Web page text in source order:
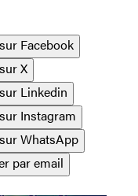
Facebook
X
Linkedin
Instagram
WhatsApp
par email